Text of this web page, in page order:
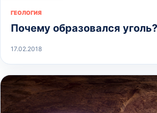
ГЕОЛОГИЯ
Почему образовался уголь?
17.02.2018